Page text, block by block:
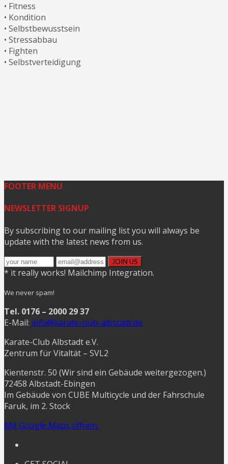
• Fitness
• Kondition
• Selbstbewusstsein
• Stressabbau
• Fighten
• Selbstverteidigung
FOOTER MENU
NEWSLETTER SIGNUP
By subscribing to our mailing list you will always be
update with the latest news from us.
* it really works! Mailchimp Integration.
We never spam!
Tel. 0176 – 2000 29 37
E-Mail: info@karate-club-albstadt.de
Karate-Club Albstadt e.V.
Zentrum für Vitaltät – SVL2
Kientenstr. 50 (Wir sind ein Gebäude weitergezogen.)
72458 Albstadt-Ebingen
Im Gebäude von CUBE Multicycle und der Fahrschule
Faruk, im 2. Stock
Mit Google Maps öffnen.